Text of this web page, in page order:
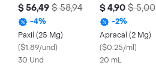
$ 56,49 $ 58,94
-4%
Paxil (25 Mg)
($1.89/und)
30 Und
$ 4,90 $ 5,00
-2%
Apracal (2 Mg)
($0.25/ml)
20 mL